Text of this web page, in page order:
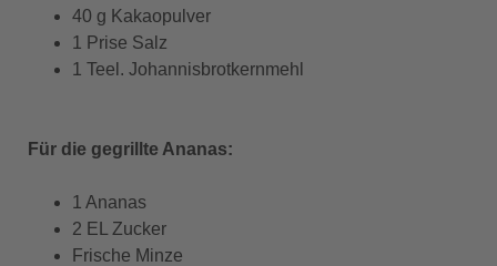
40 g Kakaopulver
1 Prise Salz
1 Teel. Johannisbrotkernmehl
Für die gegrillte Ananas:
1 Ananas
2 EL Zucker
Frische Minze